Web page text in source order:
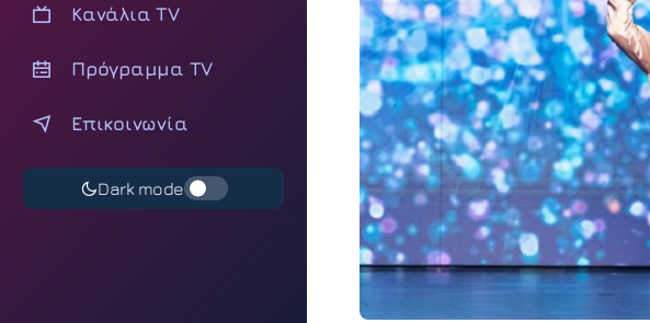
Κανάλια TV
Πρόγραμμα TV
Επικοινωνία
Dark mode